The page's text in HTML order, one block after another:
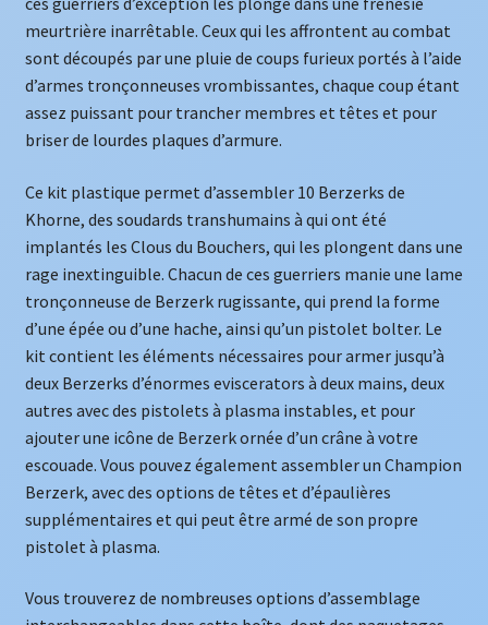
meurtrière inarrêtable. Ceux qui les affrontent au combat
sont découpés par une pluie de coups furieux portés à l’aide
d’armes tronçonneuses vrombissantes, chaque coup étant
assez puissant pour trancher membres et têtes et pour
briser de lourdes plaques d’armure.
Ce kit plastique permet d’assembler 10 Berzerks de
Khorne, des soudards transhumains à qui ont été
implantés les Clous du Bouchers, qui les plongent dans une
rage inextinguible. Chacun de ces guerriers manie une lame
tronçonneuse de Berzerk rugissante, qui prend la forme
d’une épée ou d’une hache, ainsi qu’un pistolet bolter. Le
kit contient les éléments nécessaires pour armer jusqu’à
deux Berzerks d’énormes eviscerators à deux mains, deux
autres avec des pistolets à plasma instables, et pour
ajouter une icône de Berzerk ornée d’un crâne à votre
escouade. Vous pouvez également assembler un Champion
Berzerk, avec des options de têtes et d’épaulières
supplémentaires et qui peut être armé de son propre
pistolet à plasma.
Vous trouverez de nombreuses options d’assemblage